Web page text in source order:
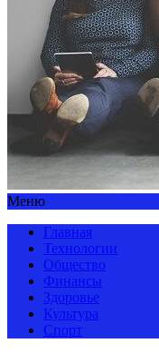
Меню
Главная
Технологии
Общество
Финансы
Здоровье
Культура
Спорт